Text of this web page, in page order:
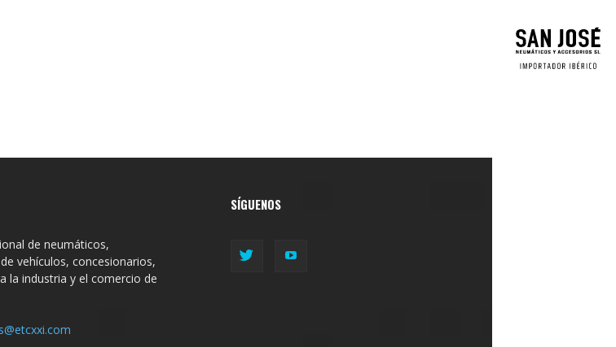
de neumáticos,
vehículos, concesionarios,
la industria y el comercio de
SÍGUENOS